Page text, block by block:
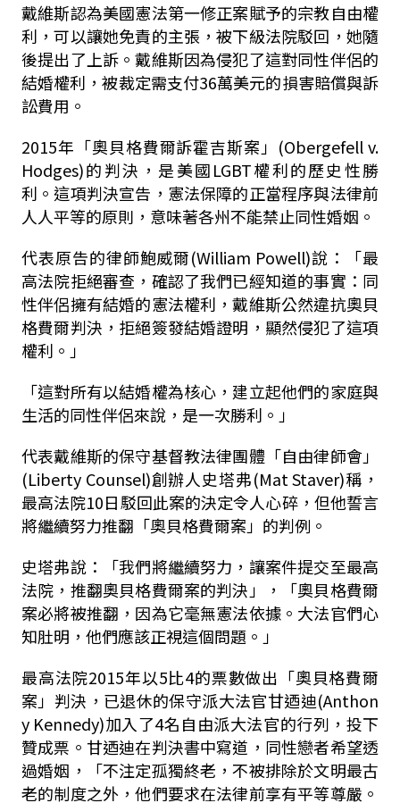
戴維斯認為美國憲法第一修正案賦予的宗教自由權
利，可以讓她免責的主張，被下級法院駁回，她隨
後提出了上訴。戴維斯因為侵犯了這對同性伴侶的
結婚權利，被裁定需支付36萬美元的損害賠償與訴
訟費用。
2015年「奧貝格費爾訴霍吉斯案」(Obergefell v.
Hodges)的判決，是美國LGBT權利的歷史性勝
利。這項判決宣告，憲法保障的正當程序與法律前
人人平等的原則，意味著各州不能禁止同性婚姻。
代表原告的律師鮑威爾(William Powell)說：「最
高法院拒絕審查，確認了我們已經知道的事實：同
性伴侶擁有結婚的憲法權利，戴維斯公然違抗奧貝
格費爾判決，拒絕簽發結婚證明，顯然侵犯了這項
權利。」
「這對所有以結婚權為核心，建立起他們的家庭與
生活的同性伴侶來說，是一次勝利。」
代表戴維斯的保守基督教法律團體「自由律師會」
(Liberty Counsel)創辦人史塔弗(Mat Staver)稱，
最高法院10日駁回此案的決定令人心碎，但他誓言
將繼續努力推翻「奧貝格費爾案」的判例。
史塔弗說：「我們將繼續努力，讓案件提交至最高
法院，推翻奧貝格費爾案的判決」，「奧貝格費爾
案必將被推翻，因為它毫無憲法依據。大法官們心
知肚明，他們應該正視這個問題。」
最高法院2015年以5比4的票數做出「奧貝格費爾
案」判決，已退休的保守派大法官甘迺迪(Anthon
y Kennedy)加入了4名自由派大法官的行列，投下
贊成票。甘迺迪在判決書中寫道，同性戀者希望透
過婚姻，「不注定孤獨終老，不被排除於文明最古
老的制度之外，他們要求在法律前享有平等尊嚴。